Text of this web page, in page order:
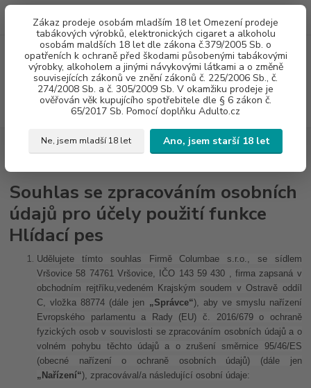
Zákaz prodeje osobám mladším 18 let Omezení prodeje
tabákových výrobků, elektronických cigaret a alkoholu
osobám maldších 18 let dle zákona č.379/2005 Sb. o
opatřeních k ochraně před škodami působenými tabákovými
výrobky, alkoholem a jinými návykovými látkami a o změně
souvisejících zákonů ve znění zákonů č. 225/2006 Sb., č.
274/2008 Sb. a č. 305/2009 Sb. V okamžiku prodeje je
ověřován věk kupujícího spotřebitele dle § 6 zákon č.
65/2017 Sb. Pomocí doplňku Adulto.cz
Ne, jsem mladší 18 let Ano, jsem starší 18 let
Menu
CZK
Hledat
8:00-20:00
za0 Kč
Souhlas se zpracováním osobních údajů pro účely použití funkce
Hlídací pes
Souhlas se zpracováním osobních
údajů pro účely použití funkce
Hlídací pes
Udělujete tímto souhlas Firmě Columbae s.r.o., se sídlem
Vršovice 58 74761 Vršovice, IČO 143 59 430 , firma zapsaná v
obchodním rejtříku,vedeném Krajským soudem v Ostravě oddíl
C, vložka 88774 (dále jen „Správce“), aby ve smyslu nařízení
Evropského parlamentu a Rady (EU) č. 2016/679 o ochraně
fyzických osob v souvislosti se zpracováním osobních údajů a o
volném pohybu těchto údajů a o zrušení směrnice 95/46/ES
(obecné nařízení o ochraně osobních údajů) (dále jen
„Nařízení“), zpracovával/a následující osobní údaje: